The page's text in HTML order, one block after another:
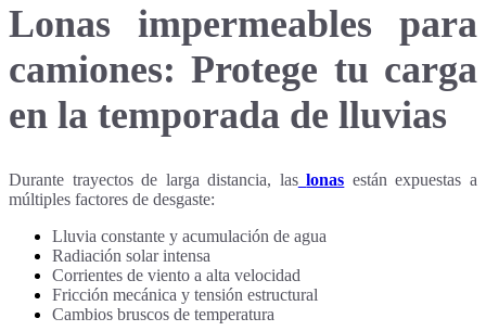
Lonas impermeables para
camiones: Protege tu carga
en la temporada de lluvias
Durante trayectos de larga distancia, las lonas están expuestas a
múltiples factores de desgaste:
Lluvia constante y acumulación de agua
Radiación solar intensa
Corrientes de viento a alta velocidad
Fricción mecánica y tensión estructural
Cambios bruscos de temperatura